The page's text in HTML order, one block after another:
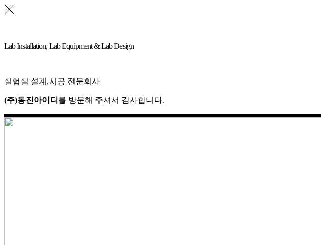
Lab Installation, Lab Equipment & Lab Design
실험실 설계,시공 전문회사
(주)동진아이디 를 방문해 주셔서 감사합니다.